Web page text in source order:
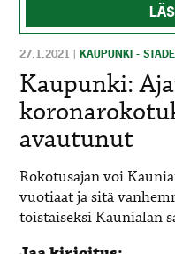
27.1.2021 |KAUPUNKI -
Kaupunki:
avautunut
Rokotusajan voi
vuotiaat ja sitä
toistaiseksi Kaunialan